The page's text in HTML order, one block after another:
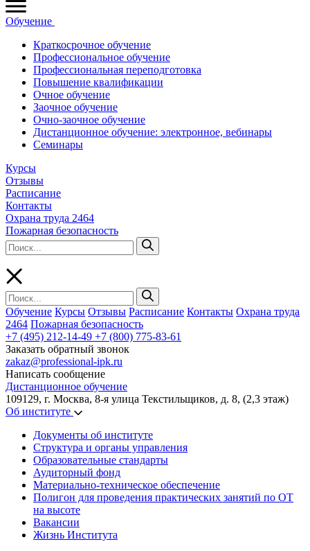
Обучение
Краткосрочное обучение
Профессиональное обучение
Профессиональная переподготовка
Повышение квалификации
Очное обучение
Заочное обучение
Очно-заочное обучение
Дистанционное обучение: электронное, вебинары
Семинары
Курсы
Отзывы
Расписание
Контакты
Охрана труда 2464
Пожарная безопасность
Обучение Курсы Отзывы Расписание Контакты Охрана труда
2464 Пожарная безопасность
+7 (495) 212-14-49 +7 (800) 775-83-61
Заказать обратный звонок
zakaz@professional-ipk.ru
Написать сообщение
Дистанционное обучение
109129, г. Москва, 8-я улица Текстильщиков, д. 8, (2,3 этаж)
Об институте
Документы об институте
Структура и органы управления
Образовательные стандарты
Аудиторный фонд
Материально-техническое обеспечение
Полигон для проведения практических занятий по ОТ
на высоте
Вакансии
Жизнь Института